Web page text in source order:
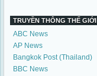
TRUYỀN THÔNG THẾ GIỚI
ABC News
AP News
Bangkok Post (Thailand)
BBC News